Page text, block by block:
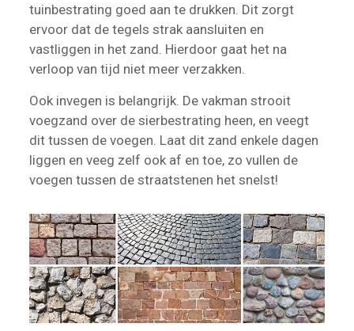
tuinbestrating goed aan te drukken. Dit zorgt
ervoor dat de tegels strak aansluiten en
vastliggen in het zand. Hierdoor gaat het na
verloop van tijd niet meer verzakken.
Ook invegen is belangrijk. De vakman strooit
voegzand over de sierbestrating heen, en veegt
dit tussen de voegen. Laat dit zand enkele dagen
liggen en veeg zelf ook af en toe, zo vullen de
voegen tussen de straatstenen het snelst!